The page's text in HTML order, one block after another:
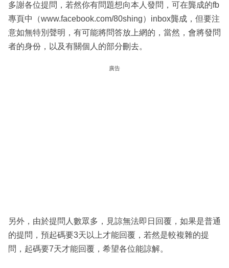
多謝各位提問，若然你有問題想向本人發問，可在龔成的fb
專頁中（www.facebook.com/80shing）inbox龔成，但要注
意如無特別聲明，有可能將問答放上網的，當然，會將發問
者的身份，以及有關個人的部分刪去。
廣告
另外，由於提問人數眾多，見諒無法即日回覆，如果是普通
的提問，預起碼要3天以上才能回覆，若然是較複雜的提
問，起碼要7天才能回覆，希望各位能諒解。